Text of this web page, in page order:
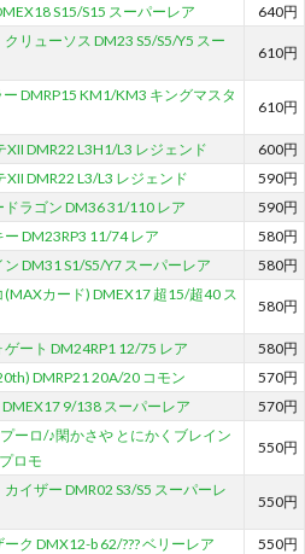
S15/S15 スーパーレア 640円
リューソス DM23 S5/S5/Y5 スー
610円
DMRP15 KM1/KM3 キングマスタ
610円
DMR22 L3H1/L3 レジェンド
600円
DMR22 L3/L3 レジェンド
590円
ラゴン DM36 31/110 レア
590円
DM23RP3 11/74 レア
580円
DM31 S1/S5/Y7 スーパーレア 580円
カード) DMEX17 超15/超40 ス
580円
ート DM24RP1 12/75 レア
580円
DMRP21 20A/20 コモン
570円
9/138 スーパーレア 570円
ーロ/♪閑かさや とにかくブレイン
ロモ
550円
イザー DMR02 S3/S5 スーパーレ
550円
ク DMX12-b 62/??? ベリーレア 550円